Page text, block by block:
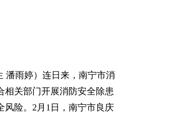
潘雨婷）连日来，南宁市消
相关部门开展消防安全除患
风险。2月1日，南宁市良庆